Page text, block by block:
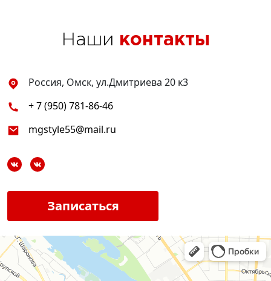
Наши контакты
Россия, Омск, ул.Дмитриева 20 к3
+ 7 (950) 781-86-46
mgstyle55@mail.ru
Записаться